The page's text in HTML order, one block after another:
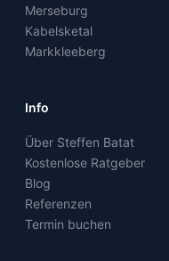
Merseburg
Kabelsketal
Markkleeberg
Info
Über Steffen Batat
Kostenlose Ratgeber
Blog
Referenzen
Termin buchen